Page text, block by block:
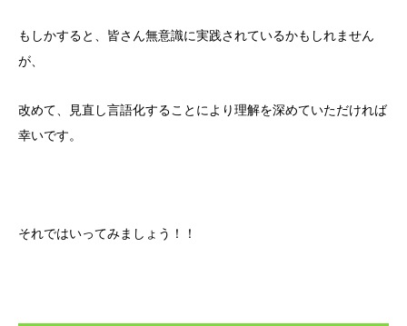
もしかすると、皆さん無意識に実践されているかもしれません
が、
改めて、見直し言語化することにより理解を深めていただければ
幸いです。
それではいってみましょう！！